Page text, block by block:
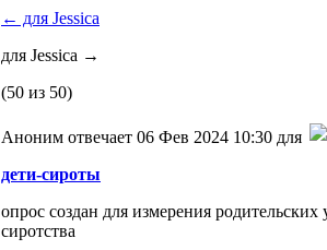
← для Jessica
для Jessica →
(50 из 50)
Аноним отвечает 06 Фев 2024 10:30 для
дети-сироты
опрос создан для измерения
сиротства